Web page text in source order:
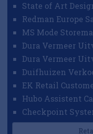
State of Art
Redman Europe
MS Mode
Dura Vermeer
Dura Vermeer
Duifhuizen
EK Retail
Hubo Assistent